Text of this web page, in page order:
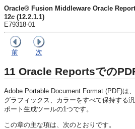
Oracle® Fusion Middleware Oracle
12c (12.2.1.1)
E79318-01
前 次
11 Oracle Reportsでの
Adobe Portable Document Format (PDF)は
グラフィックス、カラーをすべて保持する
ポート生成ツールの1つです。
この章の主な項は、次のとおりです。